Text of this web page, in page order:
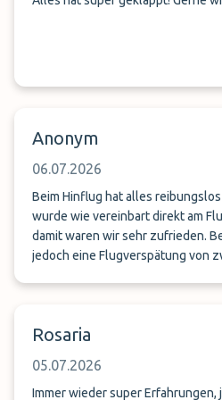
Anonym
06.07.2026
Beim Hinflug hat alles
wurde wie vereinbart direkt am
damit waren wir sehr zufrieden.
jedoch eine Flugverspätung von
verzögert, was wir nicht
ungefragt geduzt und in einem
angesprochen hat: „Wo bist du?
Rosaria
05.07.2026
Immer wieder super Erfahrungen,